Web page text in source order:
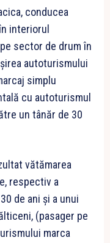
conducea
interiorul
sector de drum în
autoturismului
simplu
cu autoturismul
un tânăr de 30
vătămarea
respectiv a
de ani și a unui
(pasager pe
marca